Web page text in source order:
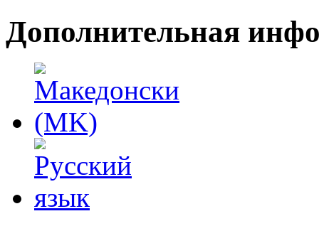
Дополнительная